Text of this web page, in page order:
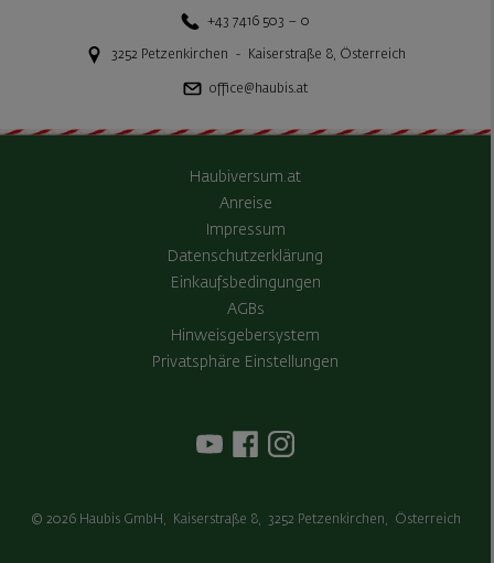
+43 7416 503 – 0
3252 Petzenkirchen - Kaiserstraße 8, Österreich
office@haubis.at
Haubiversum.at
Anreise
Impressum
Datenschutzerklärung
Einkaufsbedingungen
AGBs
Hinweisgebersystem
Privatsphäre Einstellungen
© 2026 Haubis GmbH , Kaiserstraße 8, 3252 Petzenkirchen, Österreich